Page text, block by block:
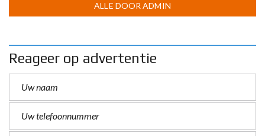
ALLE DOOR ADMIN
Reageer op advertentie